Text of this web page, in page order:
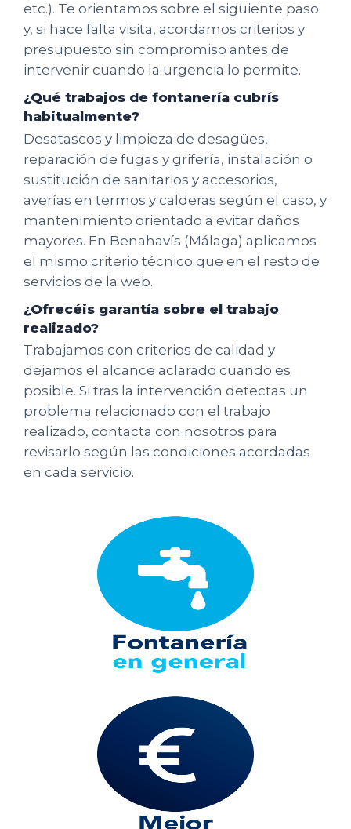
etc.). Te orientamos sobre el siguiente paso
y, si hace falta visita, acordamos criterios y
presupuesto sin compromiso antes de
intervenir cuando la urgencia lo permite.
¿Qué trabajos de fontanería cubrís
habitualmente?
Desatascos y limpieza de desagües,
reparación de fugas y grifería, instalación o
sustitución de sanitarios y accesorios,
averías en termos y calderas según el caso, y
mantenimiento orientado a evitar daños
mayores. En Benahavís (Málaga) aplicamos
el mismo criterio técnico que en el resto de
servicios de la web.
¿Ofrecéis garantía sobre el trabajo
realizado?
Trabajamos con criterios de calidad y
dejamos el alcance aclarado cuando es
posible. Si tras la intervención detectas un
problema relacionado con el trabajo
realizado, contacta con nosotros para
revisarlo según las condiciones acordadas
en cada servicio.